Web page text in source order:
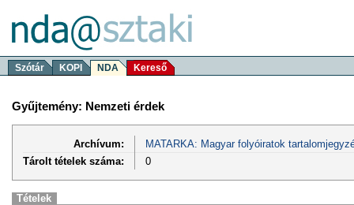
Szótár KOPI NDA Kereső
Gyűjtemény: Nemzeti érdek
Archívum:
MATARKA: Magyar folyóiratok
Tárolt tételek száma:
0
Tételek